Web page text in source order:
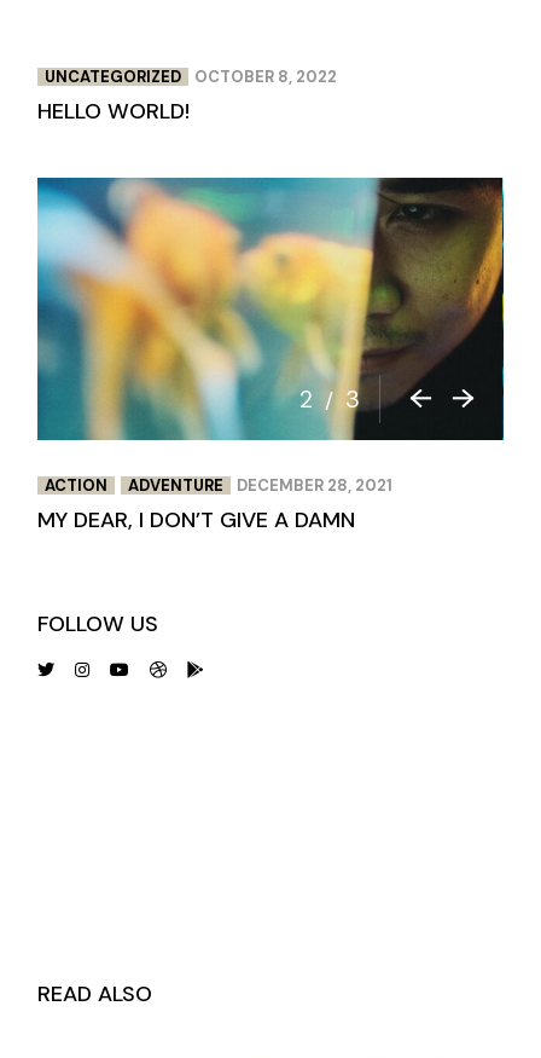
UNCATEGORIZED OCTOBER 8, 2022
HELLO WORLD!
3 / 3
ACTION ADVENTURE DECEMBER 28, 2021
MY DEAR, I DON’T GIVE A DAMN
FOLLOW US
READ ALSO